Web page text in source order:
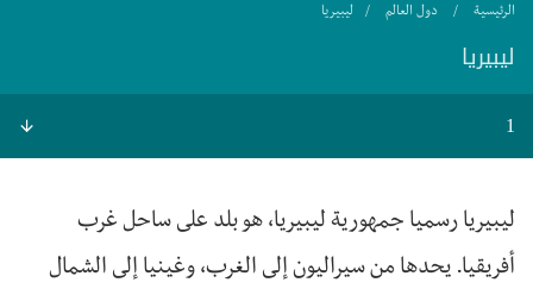
الرئيسية دول العالم ليبيريا
ليبيريا
1
ليبيريا رسميا جمهورية ليبيريا، هو بلد على ساحل غرب
أفريقيا. يحدها من سيراليون إلى الغرب، وغينيا إلى الشمال